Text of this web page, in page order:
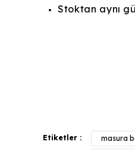
Stoktan aynı
Ürün resmi
Etiketler : masura